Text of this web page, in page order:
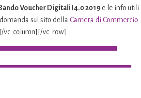
Bando Voucher Digitali I4.0 2019 e le info utili
sul sito della Camera di Commercio
vc_column][/vc_row]